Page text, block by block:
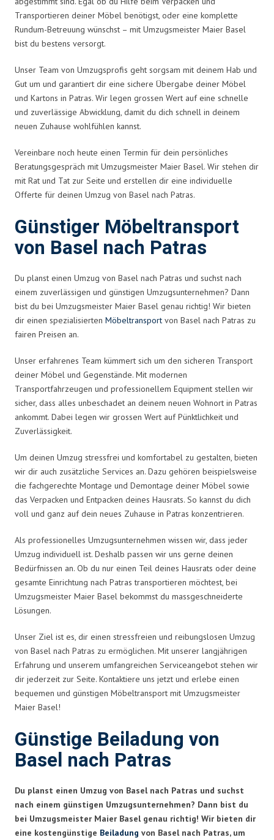
Transportieren deiner Möbel benötigst, oder eine komplette
Rundum-Betreuung wünschst – mit Umzugsmeister Maier Basel
bist du bestens versorgt.
Unser Team von Umzugsprofis geht sorgsam mit deinem Hab und
Gut um und garantiert dir eine sichere Übergabe deiner Möbel
und Kartons in Patras. Wir legen grossen Wert auf eine schnelle
und zuverlässige Abwicklung, damit du dich schnell in deinem
neuen Zuhause wohlfühlen kannst.
Vereinbare noch heute einen Termin für dein persönliches
Beratungsgespräch mit Umzugsmeister Maier Basel. Wir stehen dir
mit Rat und Tat zur Seite und erstellen dir eine individuelle
Offerte für deinen Umzug von Basel nach Patras.
Günstiger Möbeltransport
von Basel nach Patras
Du planst einen Umzug von Basel nach Patras und suchst nach
einem zuverlässigen und günstigen Umzugsunternehmen? Dann
bist du bei Umzugsmeister Maier Basel genau richtig! Wir bieten
dir einen spezialisierten Möbeltransport von Basel nach Patras zu
fairen Preisen an.
Unser erfahrenes Team kümmert sich um den sicheren Transport
deiner Möbel und Gegenstände. Mit modernen
Transportfahrzeugen und professionellem Equipment stellen wir
sicher, dass alles unbeschadet an deinem neuen Wohnort in Patras
ankommt. Dabei legen wir grossen Wert auf Pünktlichkeit und
Zuverlässigkeit.
Um deinen Umzug stressfrei und komfortabel zu gestalten, bieten
wir dir auch zusätzliche Services an. Dazu gehören beispielsweise
die fachgerechte Montage und Demontage deiner Möbel sowie
das Verpacken und Entpacken deines Hausrats. So kannst du dich
voll und ganz auf dein neues Zuhause in Patras konzentrieren.
Als professionelles Umzugsunternehmen wissen wir, dass jeder
Umzug individuell ist. Deshalb passen wir uns gerne deinen
Bedürfnissen an. Ob du nur einen Teil deines Hausrats oder deine
gesamte Einrichtung nach Patras transportieren möchtest, bei
Umzugsmeister Maier Basel bekommst du massgeschneiderte
Lösungen.
Unser Ziel ist es, dir einen stressfreien und reibungslosen Umzug
von Basel nach Patras zu ermöglichen. Mit unserer langjährigen
Erfahrung und unserem umfangreichen Serviceangebot stehen wir
dir jederzeit zur Seite. Kontaktiere uns jetzt und erlebe einen
bequemen und günstigen Möbeltransport mit Umzugsmeister
Maier Basel!
Günstige Beiladung von
Basel nach Patras
Du planst einen Umzug von Basel nach Patras und suchst
nach einem günstigen Umzugsunternehmen? Dann bist du
bei Umzugsmeister Maier Basel genau richtig! Wir bieten dir
eine kostengünstige Beiladung von Basel nach Patras, um